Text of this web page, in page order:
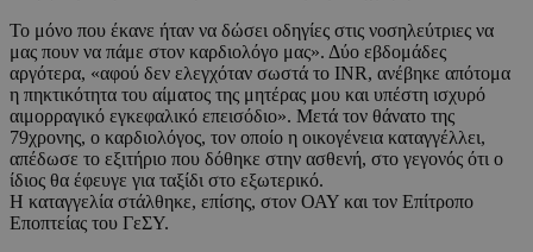
Το μόνο που έκανε ήταν να δώσει οδηγίες στις νοσηλεύτριες να
μας πουν να πάμε στον καρδιολόγο μας». Δύο εβδομάδες
αργότερα, «αφού δεν ελεγχόταν σωστά το ΙΝR, ανέβηκε απότομα
η πηκτικότητα του αίματος της μητέρας μου και υπέστη ισχυρό
αιμορραγικό εγκεφαλικό επεισόδιο». Μετά τον θάνατο της
79χρονης, ο καρδιολόγος, τον οποίο η οικογένεια καταγγέλλει,
απέδωσε το εξιτήριο που δόθηκε στην ασθενή, στο γεγονός ότι ο
ίδιος θα έφευγε για ταξίδι στο εξωτερικό.
Η καταγγελία στάλθηκε, επίσης, στον ΟΑΥ και τον Επίτροπο
Εποπτείας του ΓεΣΥ.